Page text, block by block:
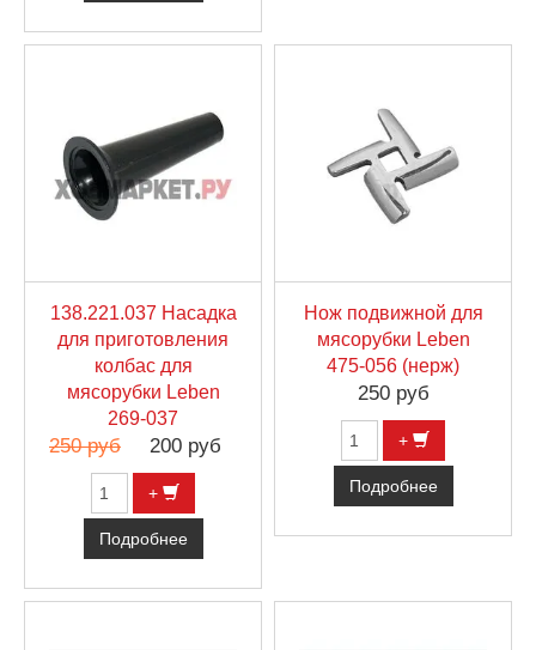
138.221.037 Насадка
для приготовления
колбас для
мясорубки Leben
269-037
250 руб 200 руб
+
Подробнее
Нож подвижной для
мясорубки Leben
475-056 (нерж)
250 руб
+
Подробнее